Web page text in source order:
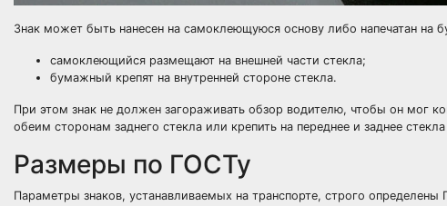
Знак может быть нанесен на самоклеющуюся основу либо напечатан на
самоклеющийся размещают на внешней части стекла;
бумажный крепят на внутренней стороне стекла.
При этом знак не должен загораживать обзор водителю, чтобы он мог
обеим сторонам заднего стекла или крепить на переднее и заднее
Размеры по ГОСТу
Параметры знаков, устанавливаемых на транспорте, строго